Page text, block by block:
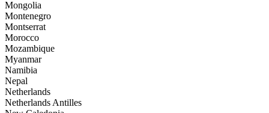
Mongolia
Montenegro
Montserrat
Morocco
Mozambique
Myanmar
Namibia
Nepal
Netherlands
Netherlands Antilles